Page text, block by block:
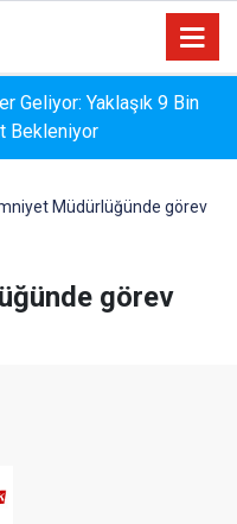
Geliyor: Yaklaşık 9 Bin
Bekleniyor
Müdürlüğünde görev
görev